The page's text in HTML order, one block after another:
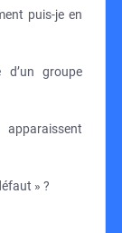
puis-je en
d’un groupe
» ?